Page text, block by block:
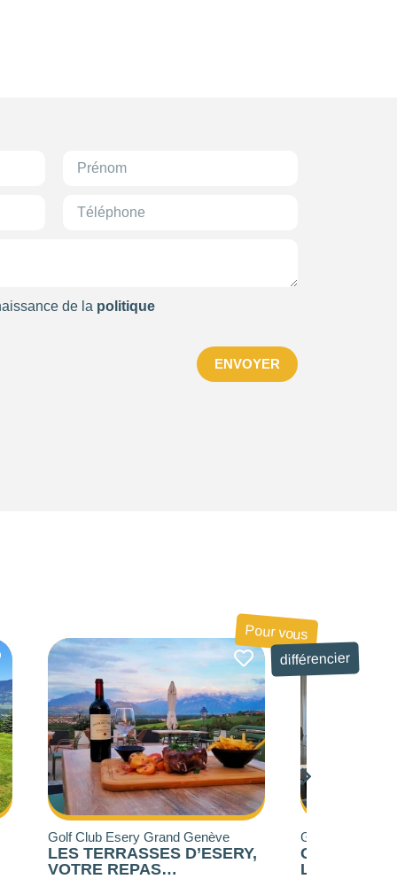
de la politique
ENVOYER
Pour vous
différencier
Golf Club Esery Grand Genève
GOLF CLUB D’ESERY : UN
LIEU D’EXCEPTION AU